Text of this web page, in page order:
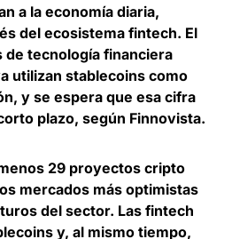
a la economía diaria,
del ecosistema fintech. El
de tecnología financiera
utilizan stablecoinscomo
y se espera que esa cifra
plazo, según Finnovista.
29 proyectos cripto
mercados más optimistas
del sector. Las fintech
y, al mismo tiempo,